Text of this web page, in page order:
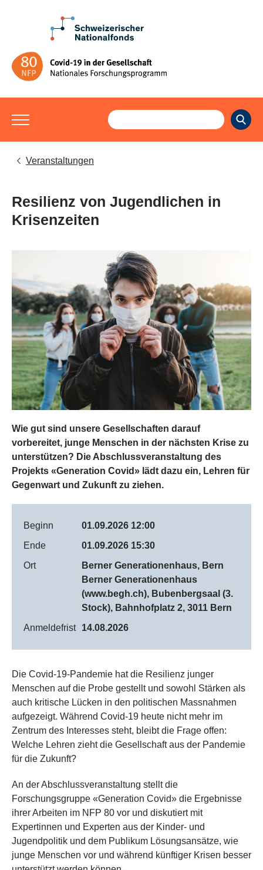
Veranstaltungen
Resilienz von Jugendlichen in
Krisenzeiten
Wie gut sind unsere Gesellschaften darauf
vorbereitet, junge Menschen in der nächsten Krise zu
unterstützen? Die Abschlussveranstaltung des
Projekts «Generation Covid» lädt dazu ein, Lehren für
Gegenwart und Zukunft zu ziehen.
Beginn
01.09.2026 12:00
Ende
01.09.2026 15:30
Ort
Berner Generationenhaus, Bern
Berner Generationenhaus
(www.begh.ch), Bubenbergsaal (3.
Stock), Bahnhofplatz 2, 3011 Bern
Anmeldefrist
14.08.2026
Die Covid-19-Pandemie hat die Resilienz junger
Menschen auf die Probe gestellt und sowohl Stärken als
auch kritische Lücken in den politischen Massnahmen
aufgezeigt. Während Covid-19 heute nicht mehr im
Zentrum des Interesses steht, bleibt die Frage offen:
Welche Lehren zieht die Gesellschaft aus der Pandemie
für die Zukunft?
An der Abschlussveranstaltung stellt die
Forschungsgruppe «Generation Covid» die Ergebnisse
ihrer Arbeiten im NFP 80 vor und diskutiert mit
Expertinnen und Experten aus der Kinder- und
Jugendpolitik und dem Publikum Lösungsansätze, wie
junge Menschen vor und während künftiger Krisen besser